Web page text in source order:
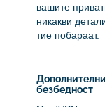
вашите
никакви
тие побараат.
безбедност